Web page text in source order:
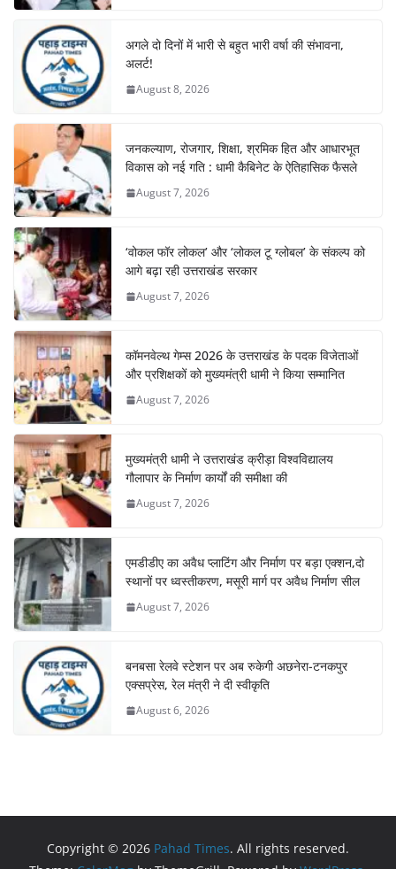
अगले दो दिनों में भारी से बहुत भारी वर्षा की संभावना,
अलर्ट!
August 8, 2026
जनकल्याण, रोजगार, शिक्षा, श्रमिक हित और आधारभूत
विकास को नई गति : धामी कैबिनेट के ऐतिहासिक फैसले
August 7, 2026
‘वोकल फॉर लोकल’ और ‘लोकल टू ग्लोबल’ के संकल्प को
आगे बढ़ा रही उत्तराखंड सरकार
August 7, 2026
कॉमनवेल्थ गेम्स 2026 के उत्तराखंड के पदक विजेताओं
और प्रशिक्षकों को मुख्यमंत्री धामी ने किया सम्मानित
August 7, 2026
मुख्यमंत्री धामी ने उत्तराखंड क्रीड़ा विश्वविद्यालय
गौलापार के निर्माण कार्यों की समीक्षा की
August 7, 2026
एमडीडीए का अवैध प्लाटिंग और निर्माण पर बड़ा एक्शन,दो
स्थानों पर ध्वस्तीकरण, मसूरी मार्ग पर अवैध निर्माण सील
August 7, 2026
बनबसा रेलवे स्टेशन पर अब रुकेगी अछनेरा-टनकपुर
एक्सप्रेस, रेल मंत्री ने दी स्वीकृति
August 6, 2026
Copyright © 2026 Pahad Times. All rights reserved.